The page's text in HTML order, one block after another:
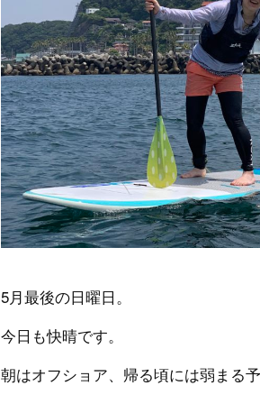
5月最後の日曜日。
今日も快晴です。
朝はオフショア、帰る頃には弱まる